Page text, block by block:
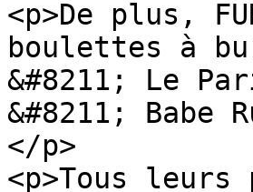
<p>De plus,
boulettes à
&#8211; Le
&#8211; Babe
</p>
<p>Tous